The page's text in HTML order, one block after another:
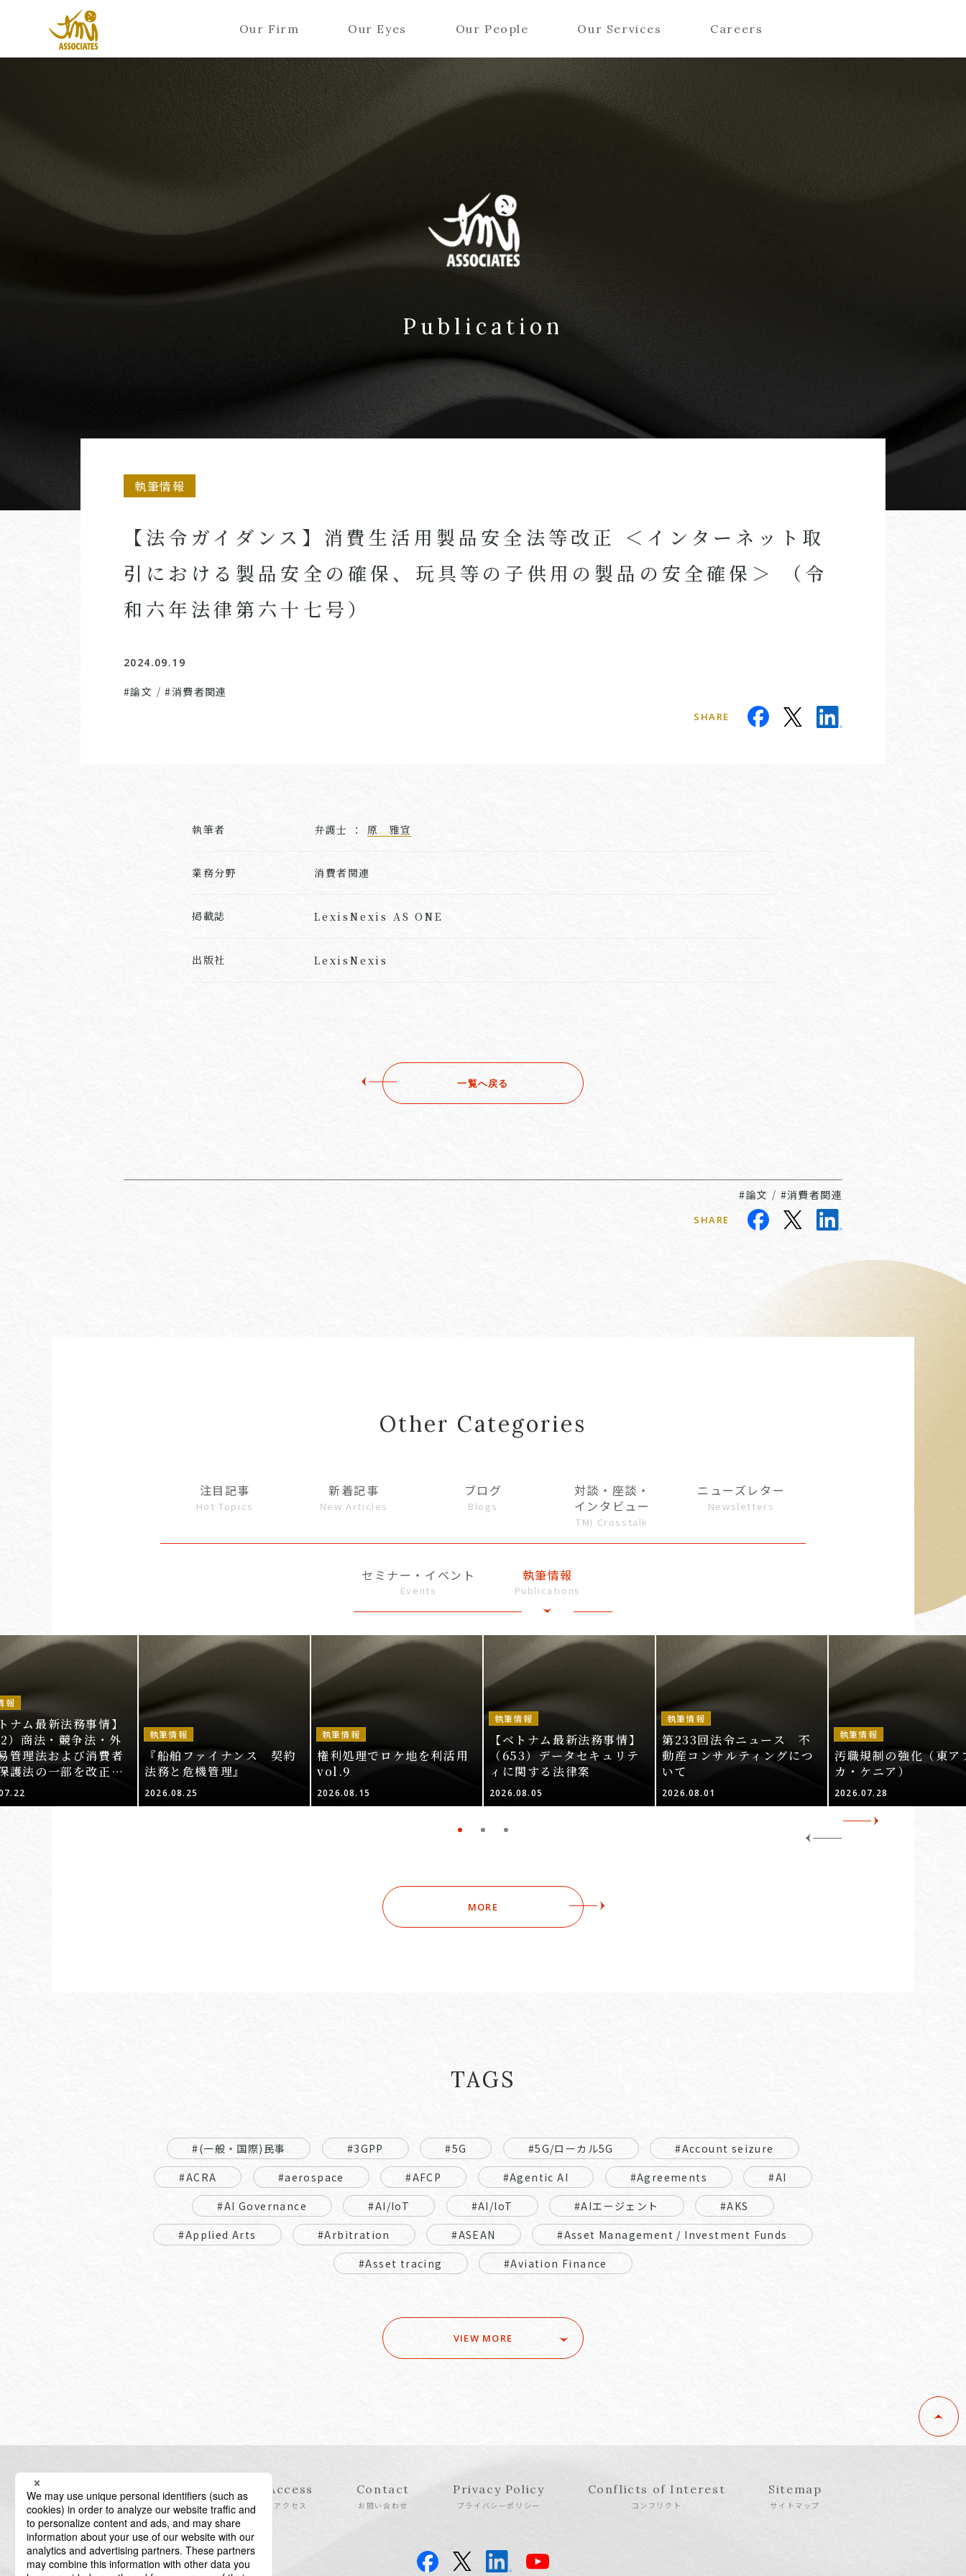
Our Firm Our Eyes Our People Our Services Careers
Publication
執筆情報
【法令ガイダンス】消費生活用製品安全法等改正 ＜インターネット取
引における製品安全の確保、玩具等の子供用の製品の安全確保＞ （令
和六年法律第六十七号）
2024.09.19
#論文 /#消費者関連
SHARE
執筆者 弁護士 ： 原 雅宣
業務分野 消費者関連
掲載誌 LexisNexis AS ONE
出版社 LexisNexis
一覧へ戻る
#論文 / #消費者関連
SHARE
Other Categories
注目記事
Hot Topics
新着記事
New Articles
ブログ
Blogs
対談・座談・
インタビュー
TMI Crosstalk
ニューズレター
Newsletters
セミナー・イベント
Events
執筆情報
Publications
報
ナム最新法務事情】
）商法・競争法・外
管理法および消費者
護法の一部を改正・
る法律案（その2）
執筆情報
『船舶ファイナンス 契約
法務と危機管理』
2026.08.25
執筆情報
権利処理でロケ地を利活用
vol.9
2026.08.15
執筆情報
【ベトナム最新法務事情】
（653）データセキュリテ
ィに関する法律案
2026.08.05
執筆情報
第233回法令ニュース 不
動産コンサルティングにつ
いて
2026.08.01
執筆情報
汚職規制の強化（東ア
カ・ケニア）
2026.07.28
MORE
TAGS
#(一般・国際)民事 #3GPP #5G #5G/ローカル5G
#Account seizure
#ACRA
#aerospace #AFCP #Agentic AI #Agreements
#AI
#AI Governance
#AI/IoT #AI/loT #AIエージェント
#AKS
#Applied Arts
#Arbitration #ASEAN
#Asset Management / Investment Funds
#Asset tracing
#Aviation Finance
VIEW MORE
Information
インフォメーション
Access
アクセス
Contact
お問い合わせ
Privacy Policy
プライバシーポリシー
Conflicts of Interest
コンフリクト
Sitemap
サイトマップ